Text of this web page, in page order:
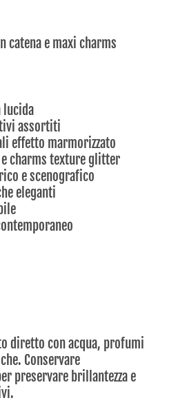
catena e maxi charms
lucida
assortiti
effetto marmorizzato
charms texture glitter
e scenografico
eleganti
diretto con acqua, profumi
Conservare
preservare brillantezza e